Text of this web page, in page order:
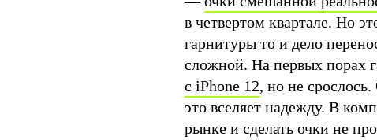
в четвертом квартале. Но
гарнитуры то и дело
сложной. На первых порах
с iPhone 12, но не
это вселяет надежду. В
рынке и сделать очки не